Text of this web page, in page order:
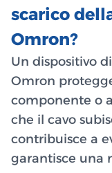
scarico
Omron?
Un dispositivo
Omron
componente o
che il cavo
contribuisce a
garantisce una